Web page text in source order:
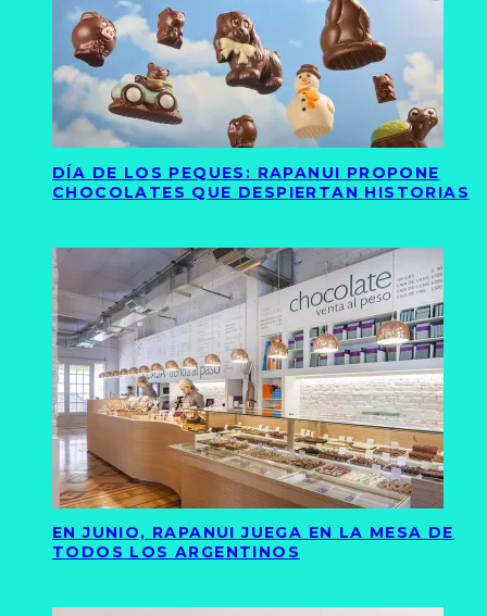
DÍA DE LOS PEQUES: RAPANUI PROPONE
CHOCOLATES QUE DESPIERTAN HISTORIAS
EN JUNIO, RAPANUI JUEGA EN LA MESA DE
TODOS LOS ARGENTINOS